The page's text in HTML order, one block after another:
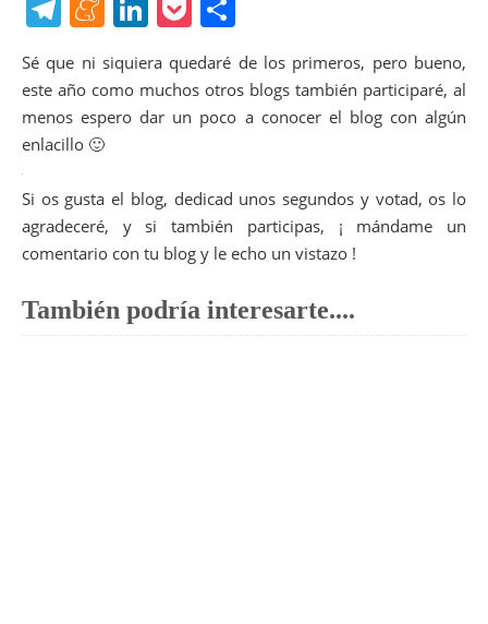
c
e
b
o
k
itt
er
er
e
st
er o
ar
s
A
p
T
e
gr
a
m
M
e
n
e
m
e
Li
k
e
n
P
o
ck
et
o
m
p
tir
Sé que ni siquiera quedaré de los primeros, pero bueno,
este año como muchos otros blogs también participaré, al
menos espero dar un poco a conocer el blog con algún
enlacillo 🙂
Si os gusta el blog, dedicad unos segundos y votad, os lo
agradeceré, y si también participas, ¡ mándame un
comentario con tu blog y le echo un vistazo !
También podría interesarte....